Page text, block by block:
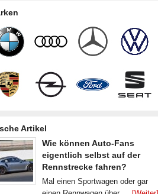
Artikel
Wie können Auto-Fans
eigentlich selbst auf der
Rennstrecke fahren?
Mal einen Sportwagen oder gar